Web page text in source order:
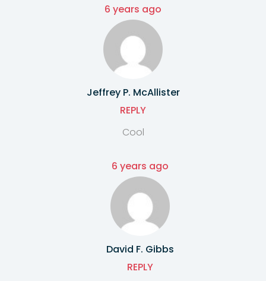
6 years ago
Jeffrey P. McAllister
REPLY
Cool
6 years ago
David F. Gibbs
REPLY